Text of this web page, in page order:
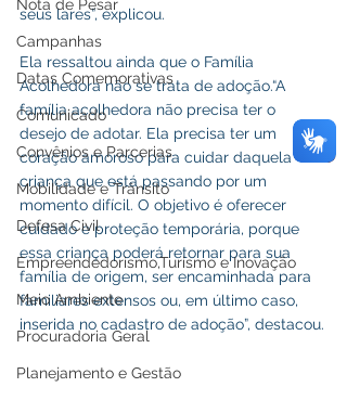
Nota de Pesar
Campanhas
Datas Comemorativas
Comunicado
Convênios e Parcerias
Mobilidade e Trânsito
Defesa Civil
Empreendedorismo,Turismo e Inovação
Meio Ambiente
Procuradoria Geral
Planejamento e Gestão
seus lares”, explicou.
Ela ressaltou ainda que o Família
Acolhedora não se trata de adoção.“A
família acolhedora não precisa ter o
desejo de adotar. Ela precisa ter um
coração amoroso para cuidar daquela
criança que está passando por um
momento difícil. O objetivo é oferecer
cuidado e proteção temporária, porque
essa criança poderá retornar para sua
família de origem, ser encaminhada para
familiares extensos ou, em último caso,
inserida no cadastro de adoção”, destacou.